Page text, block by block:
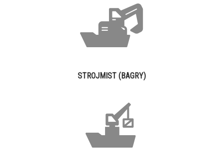
STROJMIST (BAGRY)